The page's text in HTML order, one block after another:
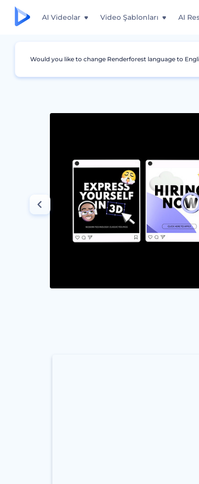
AI Videolar Video Şablonları AI
Grafikler Instagram Story'si
Would you like to change Renderforest language to